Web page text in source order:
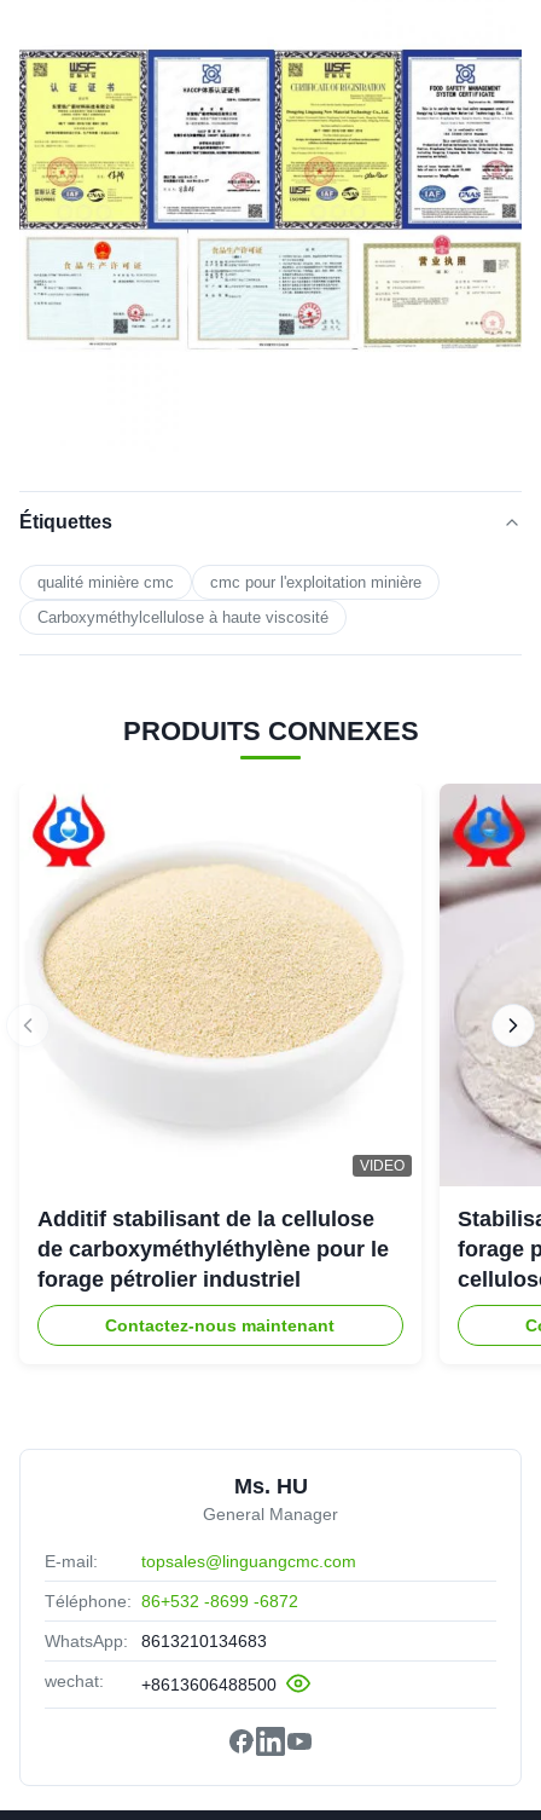
Étiquettes
qualité minière cmc
cmc pour l'exploitation minière
Carboxyméthylcellulose à haute viscosité
PRODUITS CONNEXES
VIDEO
Additif stabilisant de la cellulose
de carboxyméthyléthylène pour le
forage pétrolier industriel
Contactez-nous maintenant
forage
Ms. HU
General Manager
E-mail: topsales@linguangcmc.com
Téléphone: 86+532 -8699 -6872
WhatsApp: 8613210134683
wechat: +8613606488500